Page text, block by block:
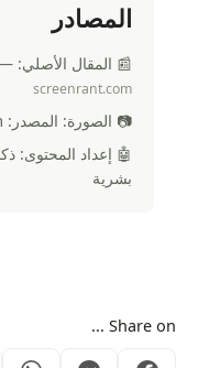
المصادر
📰 المقال الأصلي:
screenrant.com
📷 الصورة: المصدر: screenrant.com
🤖 إعداد المحتوى:
بشرية
Share on ...